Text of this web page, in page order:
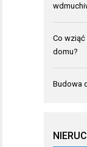
Co
domu?
Budowa